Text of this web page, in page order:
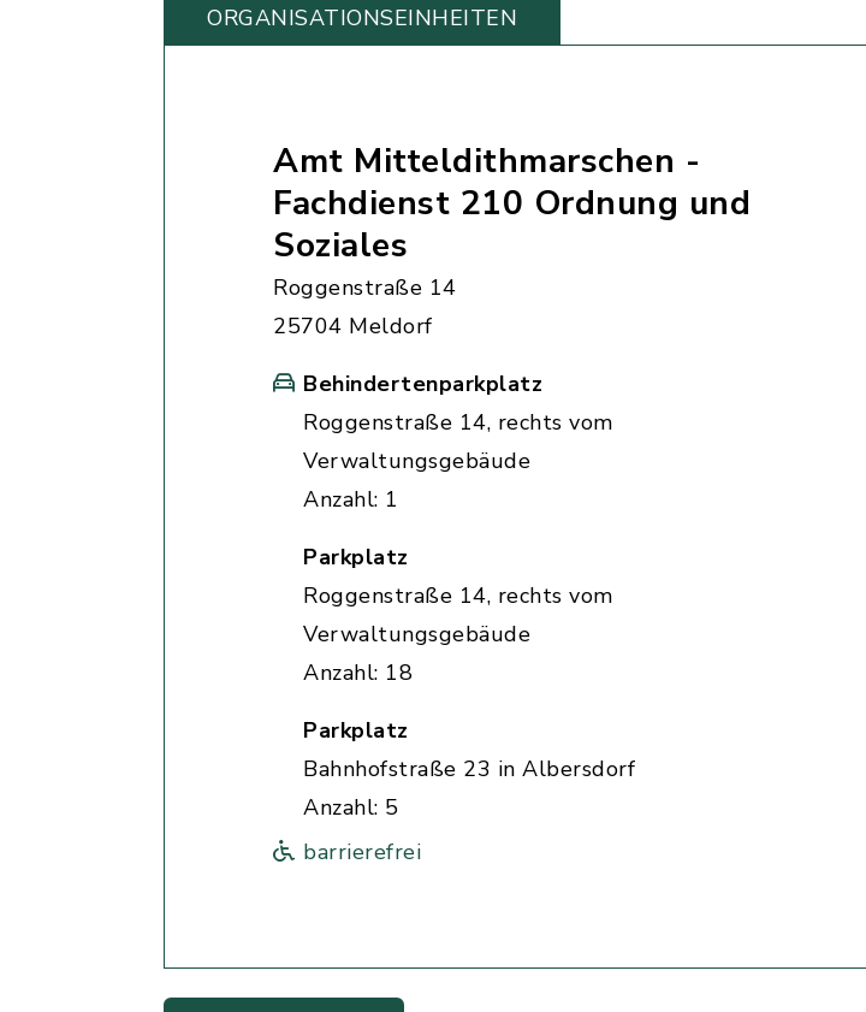
ORGANISATIONS­EINHEITEN
Amt Mitteldithmarschen -
Fachdienst 210 Ordnung und
Soziales
Roggenstraße 14
25704 Meldorf
Behindertenparkplatz
Roggenstraße 14, rechts vom
Verwaltungsgebäude
Anzahl: 1
Parkplatz
Roggenstraße 14, rechts vom
Verwaltungsgebäude
Anzahl: 18
Parkplatz
Bahnhofstraße 23 in Albersdorf
Anzahl: 5
barrierefrei